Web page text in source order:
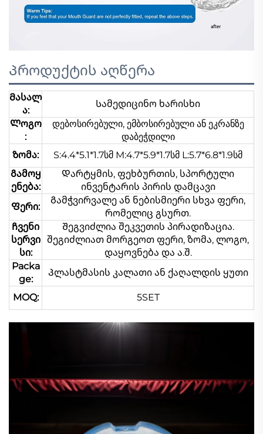
Პროდუქტის აღწერა
Მასალ
ა:
Სამედიცინო ხარისხი
Ლოგო
:
დებოსირებული, ემბოსირებული ან ეკრანზე
დაბეჭდილი
Ზომა:
S:4.4*5.1*1.7სმ M:4.7*5.9*1.7სმ L:5.7*6.8*1.9სმ
Გამოყ
ენება:
Დარტყმის, ფეხბურთის, სპორტული
ინვენტარის პირის დამცავი
Ფერი:
Გამჭვირვალე ან ნებისმიერი სხვა ფერი,
რომელიც გსურთ.
Ჩვენი
სერვი
სი:
Შეგვიძლია შეკვეთის პირადიზაცია.
შეგიძლიათ მორგეოთ ფერი, ზომა, ლოგო,
დაყოვნება და ა.შ.
Packa
ge:
Პლასტმასის კალათი ან ქაღალდის ყუთი
MOQ: 5SET